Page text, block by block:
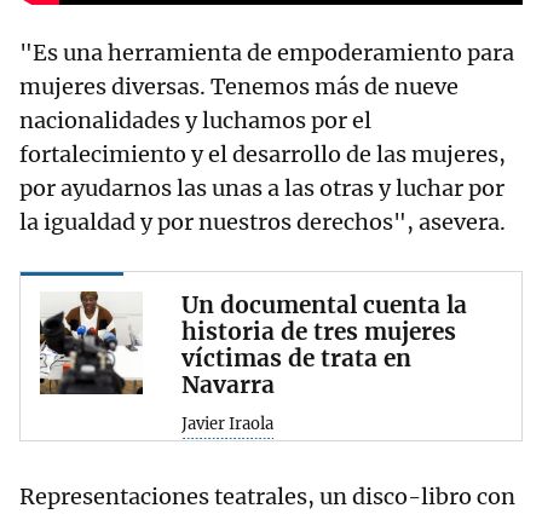
"Es una herramienta de empoderamiento para
mujeres diversas. Tenemos más de nueve
nacionalidades y luchamos por el
fortalecimiento y el desarrollo de las mujeres,
por ayudarnos las unas a las otras y luchar por
la igualdad y por nuestros derechos", asevera.
Un documental cuenta la
historia de tres mujeres
víctimas de trata en
Navarra
Javier Iraola
Representaciones teatrales, un disco-libro con